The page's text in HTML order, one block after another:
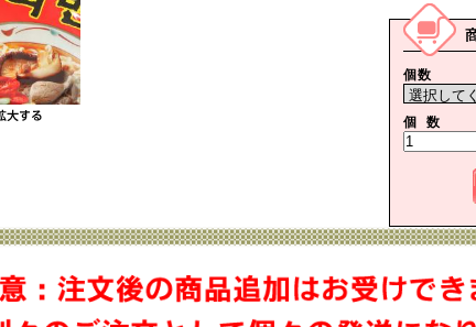
個数
個 数